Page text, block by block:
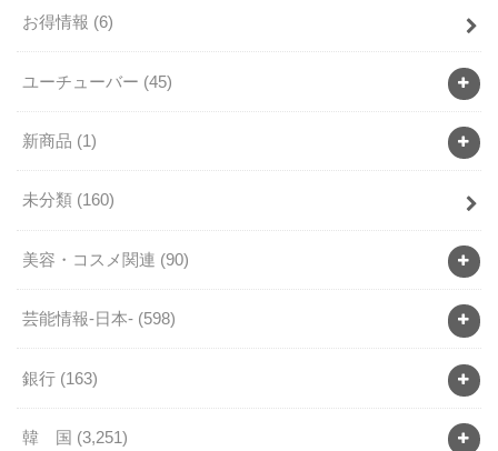
お得情報 (6)
ユーチューバー (45)
新商品 (1)
未分類 (160)
美容・コスメ関連 (90)
芸能情報-日本- (598)
銀行 (163)
韓 国 (3,251)